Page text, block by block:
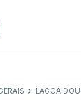
LAGOA